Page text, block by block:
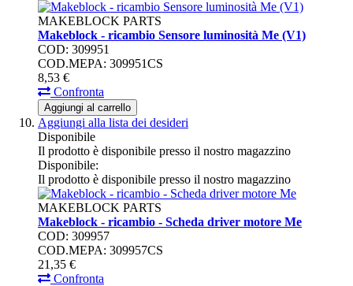
MAKEBLOCK PARTS
Makeblock - ricambio Sensore luminosità Me (V1)
COD: 309951
COD.MEPA: 309951CS
8,53 €
Confronta
Aggiungi al carrello
Aggiungi alla lista dei desideri
Disponibile
Il prodotto è disponibile presso il nostro magazzino
Disponibile:
Il prodotto è disponibile presso il nostro magazzino
MAKEBLOCK PARTS
Makeblock - ricambio - Scheda driver motore Me
COD: 309957
COD.MEPA: 309957CS
21,35 €
Confronta